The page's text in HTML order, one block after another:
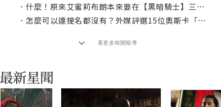
． 什麼！原來艾蜜莉布朗本來要在【黑暗騎士】三部曲演她？
． 怎麼可以連提名都沒有？外媒評選15位奧斯卡「最佳導演」遺珠
看更多相關報導